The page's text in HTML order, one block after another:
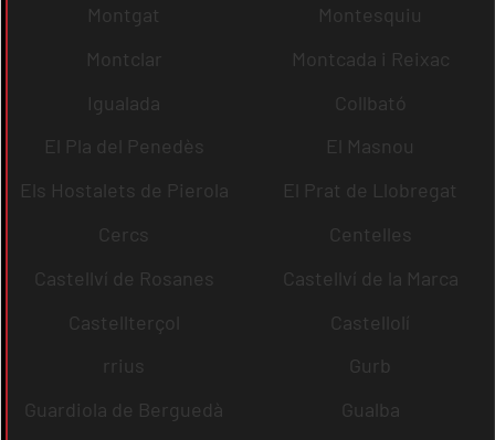
Montgat
Montesquiu
Montclar
Montcada i Reixac
Igualada
Collbató
El Pla del Penedès
El Masnou
Els Hostalets de Pierola
El Prat de Llobregat
Cercs
Centelles
Castellví de Rosanes
Castellví de la Marca
Castellterçol
Castellolí
rrius
Gurb
Guardiola de Berguedà
Gualba